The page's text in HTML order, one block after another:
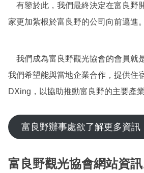
有鑒於此，我們最終決定在富良野
家更加紮根於富良野的公司向前邁進。
我們成為富良野觀光協會的會員就
我們希望能與當地企業合作，提供住
DXing，以協助推動富良野的主要產
富良野辦事處欲了解更多資訊
富良野觀光協會網站資訊